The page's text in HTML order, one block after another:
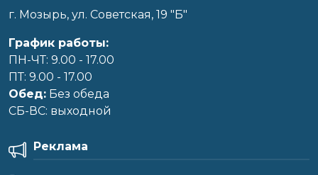
г. Мозырь, ул. Советская, 19 "Б"
График работы:
ПН-ЧТ: 9.00 - 17.00
ПТ: 9.00 - 17.00
Обед: Без обеда
CБ-ВС: выходной
Реклама